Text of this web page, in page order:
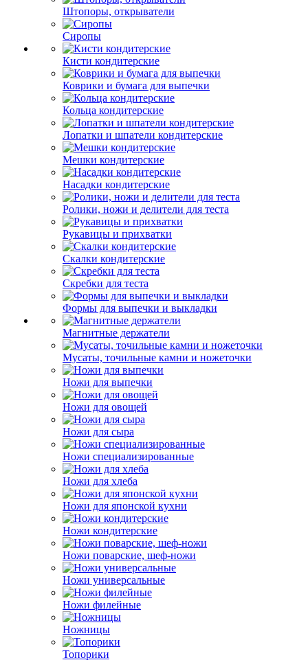
Штопоры, открыватели
Сиропы
Кисти кондитерские
Коврики и бумага для выпечки
Кольца кондитерские
Лопатки и шпатели кондитерские
Мешки кондитерские
Насадки кондитерские
Ролики, ножи и делители для теста
Рукавицы и прихватки
Скалки кондитерские
Скребки для теста
Формы для выпечки и выкладки
Магнитные держатели
Мусаты, точильные камни и ножеточки
Ножи для выпечки
Ножи для овощей
Ножи для сыра
Ножи специализированные
Ножи для хлеба
Ножи для японской кухни
Ножи кондитерские
Ножи поварские, шеф-ножи
Ножи универсальные
Ножи филейные
Ножницы
Топорики